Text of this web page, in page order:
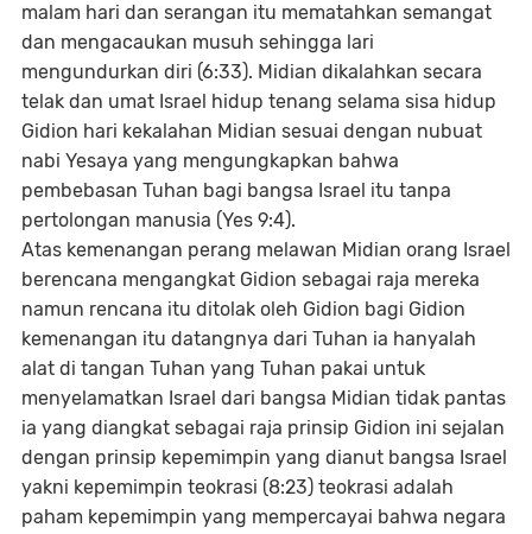
malam hari dan serangan itu mematahkan semangat
dan mengacaukan musuh sehingga lari
mengundurkan diri (6:33). Midian dikalahkan secara
telak dan umat Israel hidup tenang selama sisa hidup
Gidion hari kekalahan Midian sesuai dengan nubuat
nabi Yesaya yang mengungkapkan bahwa
pembebasan Tuhan bagi bangsa Israel itu tanpa
pertolongan manusia (Yes 9:4).
Atas kemenangan perang melawan Midian orang Israel
berencana mengangkat Gidion sebagai raja mereka
namun rencana itu ditolak oleh Gidion bagi Gidion
kemenangan itu datangnya dari Tuhan ia hanyalah
alat di tangan Tuhan yang Tuhan pakai untuk
menyelamatkan Israel dari bangsa Midian tidak pantas
ia yang diangkat sebagai raja prinsip Gidion ini sejalan
dengan prinsip kepemimpin yang dianut bangsa Israel
yakni kepemimpin teokrasi (8:23) teokrasi adalah
paham kepemimpin yang mempercayai bahwa negara